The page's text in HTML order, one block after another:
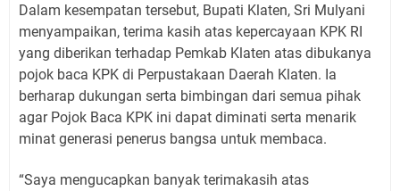
Dalam kesempatan tersebut, Bupati Klaten, Sri Mulyani
menyampaikan, terima kasih atas kepercayaan KPK RI
yang diberikan terhadap Pemkab Klaten atas dibukanya
pojok baca KPK di Perpustakaan Daerah Klaten. Ia
berharap dukungan serta bimbingan dari semua pihak
agar Pojok Baca KPK ini dapat diminati serta menarik
minat generasi penerus bangsa untuk membaca.
“Saya mengucapkan banyak terimakasih atas